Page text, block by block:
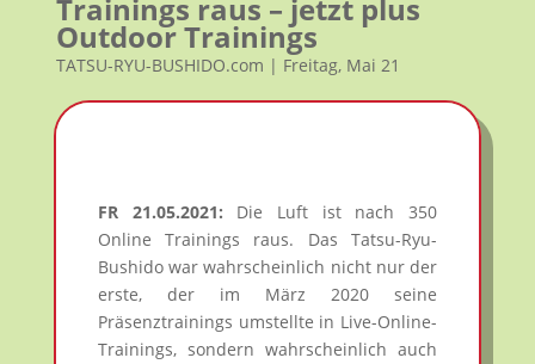
Trainings raus – jetzt plus
Outdoor Trainings
TATSU-RYU-BUSHIDO.com | Freitag, Mai 21
FR 21.05.2021: Die Luft ist nach 350
Online Trainings raus. Das Tatsu-Ryu-
Bushido war wahrscheinlich nicht nur der
erste, der im März 2020 seine
Präsenztrainings umstellte in Live-Online-
Trainings, sondern wahrscheinlich auch